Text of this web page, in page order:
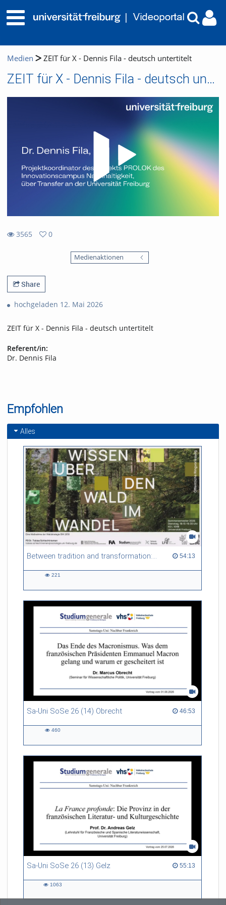
Medien ZEIT für X - Dennis Fila - deutsch untertitelt
ZEIT für X - Dennis Fila - deutsch untertitelt
3565
0
Medienaktionen
Share
hochgeladen 12. Mai 2026
ZEIT für X - Dennis Fila - deutsch untertitelt
Referent/in:
Dr. Dennis Fila
Empfohlen
Alles
Between tradition and transformation: how owners, advisers and institutions co-create knowledge for resilient forests in Europe 54:13
54:13 duration
221
Sa-Uni SoSe 26 (14) Obrecht 46:53
46:53 duration
460
Sa-Uni SoSe 26 (13) Gelz 55:13
55:13 duration
1063